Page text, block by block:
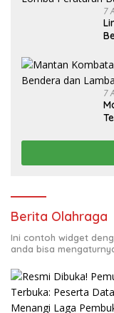
7
7
Berita Olahraga
Ini contoh widget
anda bisa